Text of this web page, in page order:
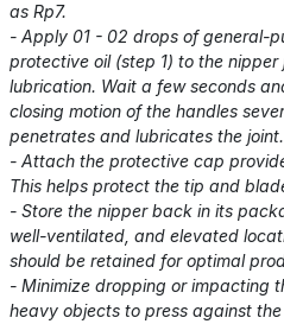
as Rp7.
- Apply 01 - 02 drops of general-
protective oil (step 1) to the
lubrication. Wait a few seconds
closing motion of the handles
penetrates and lubricates the joint.
- Attach the protective cap
This helps protect the tip and
- Store the nipper back in its
well-ventilated, and elevated
should be retained for optimal
- Minimize dropping or impacting
heavy objects to press against